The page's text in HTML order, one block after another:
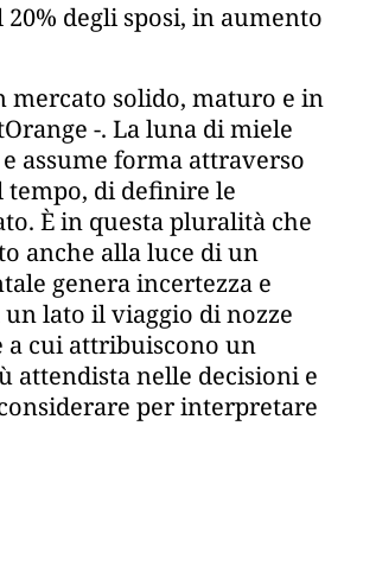
degli sposi, in aumento
mercato solido, maturo e in
-. La luna di miele
assume forma attraverso
di definire le
È in questa pluralità che
anche alla luce di un
genera incertezza e
lato il viaggio di nozze
a cui attribuiscono un
attendista nelle decisioni e
per interpretare